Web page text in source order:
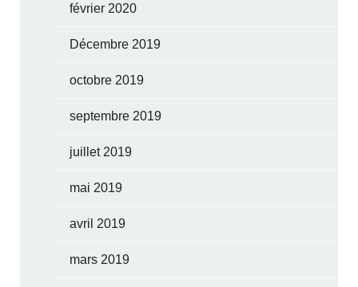
février 2020
Décembre 2019
octobre 2019
septembre 2019
juillet 2019
mai 2019
avril 2019
mars 2019